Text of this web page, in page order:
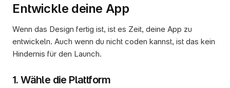
Entwickle deine App
Wenn das Design fertig ist, ist es Zeit, deine App zu
entwickeln. Auch wenn du nicht coden kannst, ist das kein
Hindernis für den Launch.
1. Wähle die Plattform